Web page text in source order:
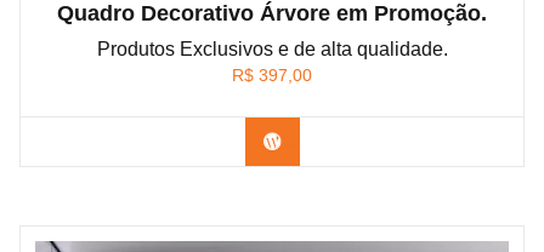
Quadro Decorativo Árvore em Promoção.
Produtos Exclusivos e de alta qualidade.
R$ 397,00
Confira os modelos